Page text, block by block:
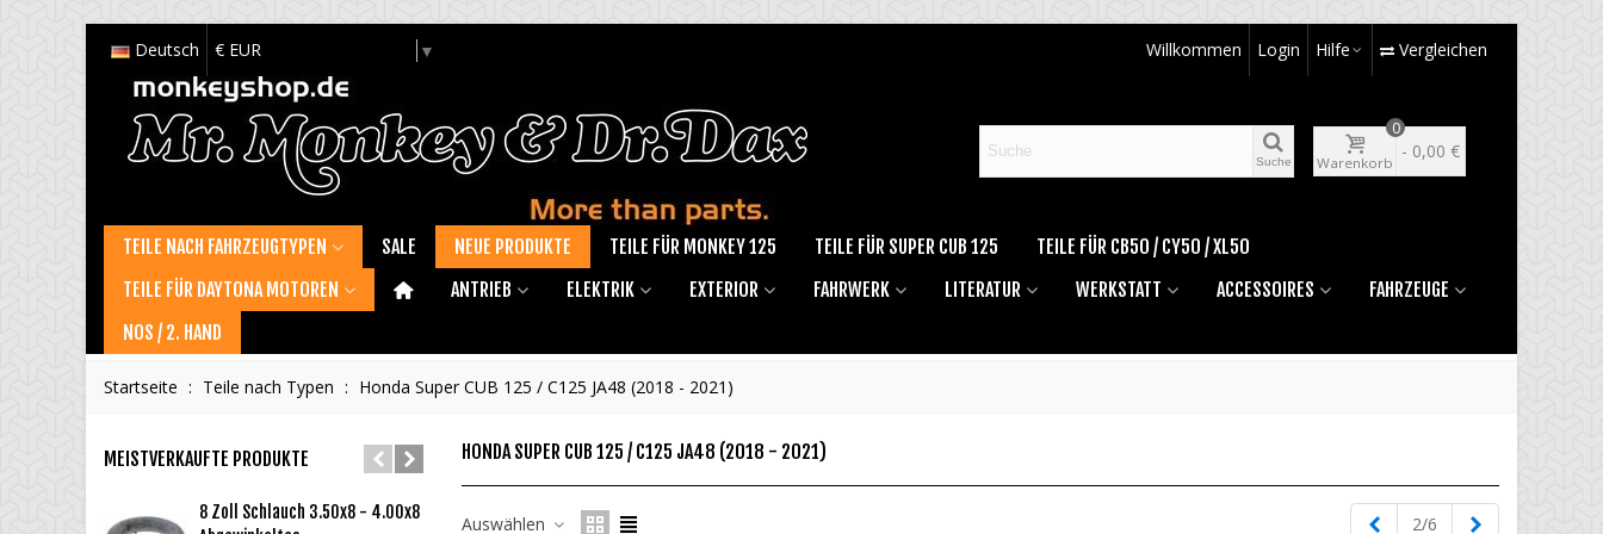
Deutsch € EUR ▼ Willkommen Login Hilfe Vergleichen
Suche Warenkorb
0
- 0,00 €
TEILE NACH FAHRZEUGTYPEN SALE NEUE PRODUKTE TEILE FÜR MONKEY 125 TEILE FÜR SUPER CUB 125
TEILE FÜR CB50 / CY50 / XL50
TEILE FÜR DAYTONA MOTOREN
ANTRIEB ELEKTRIK EXTERIOR FAHRWERK LITERATUR WERKSTATT ACCESSOIRES
FAHRZEUGE
NOS / 2. HAND
Startseite : Teile nach Typen : Honda Super CUB 125 / C125 JA48 (2018 - 2021)
MEISTVERKAUFTE PRODUKTE
8 Zoll Schlauch 3.50x8 - 4.00x8
Öltemperatur Anzeige Aluminium
HONDA SUPER CUB 125 / C125 JA48 (2018 - 2021)
Auswählen Zurück
2/6